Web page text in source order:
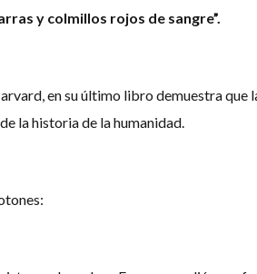
y colmillos rojos de sangre”.
en su último libro demuestra que
la historia de la humanidad.